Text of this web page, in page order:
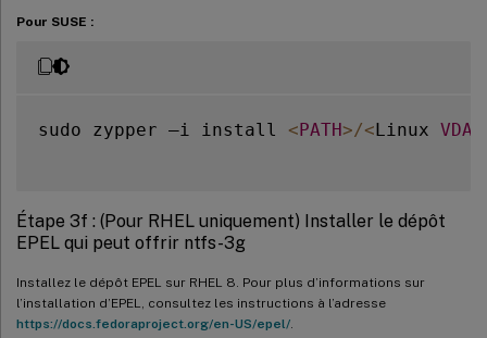
Pour SUSE :
sudo zypper –i install <PATH>/<Linux VDA
Étape 3f : (Pour RHEL uniquement) Installer le dépôt
EPEL qui peut offrir ntfs-3g
Installez le dépôt EPEL sur RHEL 8. Pour plus d’informations sur
l’installation d’EPEL, consultez les instructions à l’adresse
https://docs.fedoraproject.org/en-US/epel/